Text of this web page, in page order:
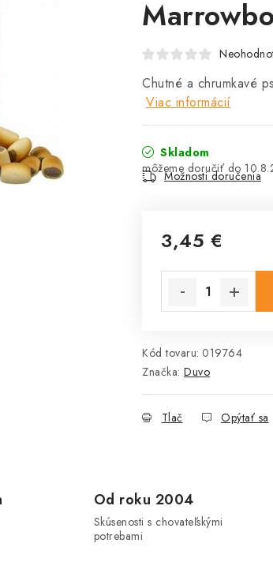
Chutné a chrumkavé
Viac informácií
Skladom
Možnosti doručenia
3,45 €
Kód tovaru: 019764
Značka: Duvo
Tlač Opýtať sa
Od roku 2004
Skúsenosti s chovateľskými
potrebami